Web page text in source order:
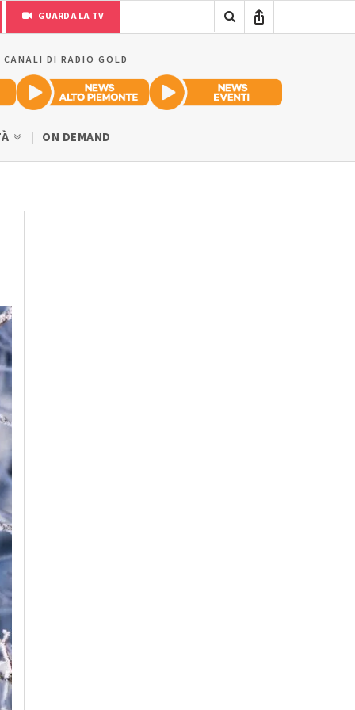
GUARDA LA TV
DI RADIO GOLD
ON DEMAND